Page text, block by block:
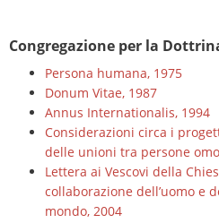
Congregazione per la
Persona humana, 1975
Donum Vitae, 1987
Annus Internationalis, 1994
Considerazioni circa i
delle unioni tra persone
Lettera ai Vescovi della
collaborazione dell’uomo e
mondo, 2004